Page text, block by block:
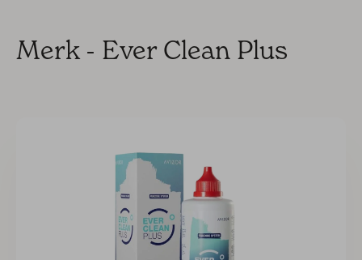
Merk - Ever Clean Plus